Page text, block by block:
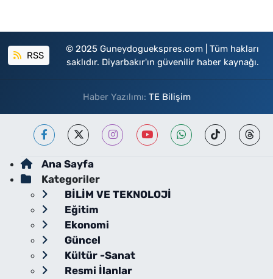
RSS
© 2025 Guneydoguekspres.com | Tüm hakları
saklıdır. Diyarbakır'ın güvenilir haber kaynağı.
Haber Yazılımı: TE Bilişim
Ana Sayfa
Kategoriler
BİLİM VE TEKNOLOJİ
Eğitim
Ekonomi
Güncel
Kültür -Sanat
Resmi İlanlar